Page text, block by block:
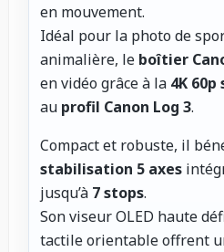
en mouvement.
Idéal pour la photo de
animalière, le boîtier
en vidéo grâce à la 4K
au profil Canon Log 3.
Compact et robuste, il
stabilisation 5 axes
jusqu’à 7 stops.
Son viseur OLED haute
tactile orientable offrent